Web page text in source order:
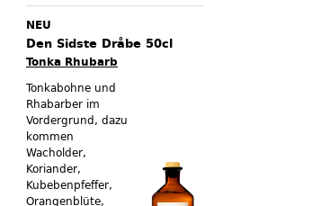
NEU
Den Sidste Dråbe 50cl
Tonka Rhubarb
Tonkabohne und
Rhabarber im
Vordergrund, dazu
kommen
Wacholder,
Koriander,
Kubebenpfeffer,
Orangenblüte,